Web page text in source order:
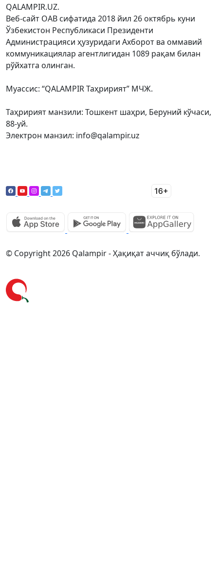
QALAMPIR.UZ.
Веб-сайт ОАВ сифатида 2018 йил 26 октябрь куни
Ўзбекистон Республикаси Президенти
Администрацияси ҳузуридаги Ахборот ва оммавий
коммуникациялар агентлигидан 1089 рақам билан
рўйхатга олинган.
Муассис: “QALAMPIR Таҳририят” МЧЖ.
Таҳририят манзили: Тошкент шаҳри, Беруний кўчаси,
88-уй.
Электрон манзил: info@qalampir.uz
© Copyright 2026 Qalampir - Ҳақиқат аччиқ бўлади.